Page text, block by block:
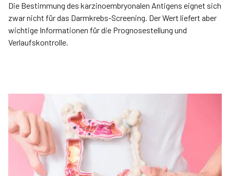
Die Bestimmung des karzinoembryonalen Antigens eignet sich
zwar nicht für das Darmkrebs-Screening. Der Wert liefert aber
wichtige Informationen für die Prognosestellung und
Verlaufskontrolle.